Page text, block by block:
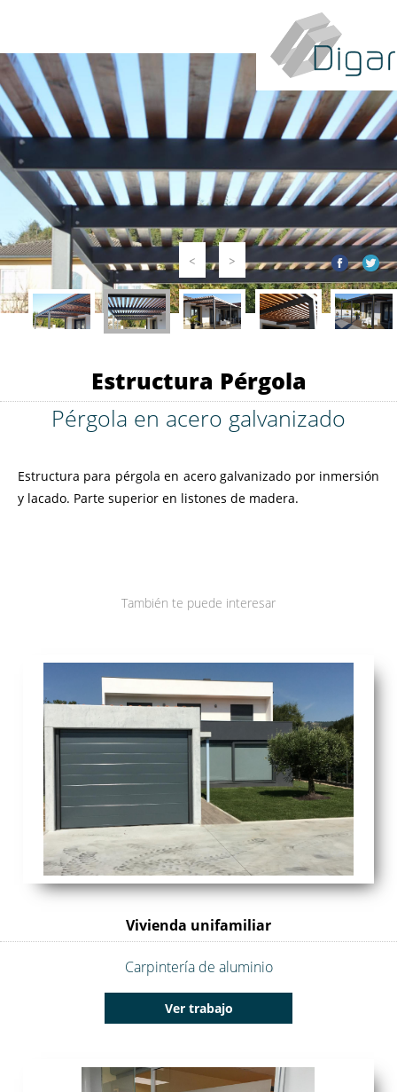
Estructura Pérgola
Pérgola en acero galvanizado
Estructura para pérgola en acero galvanizado por inmersión
y lacado. Parte superior en listones de madera.
También te puede interesar
Vivienda unifamiliar
Carpintería de aluminio
Ver trabajo
< >